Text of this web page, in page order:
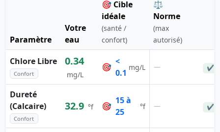
Paramètre
Votre
eau
🎯 Cible
idéale
(santé /
confort)
⚖️
Norme
(max
autorisé)
Chlore Libre
Confort
0.34
mg/L
🎯
<
0.1
mg/L — ✔
Dureté
(Calcaire)
Confort
32.9 °f 🎯
15 à
25
°f — ✔